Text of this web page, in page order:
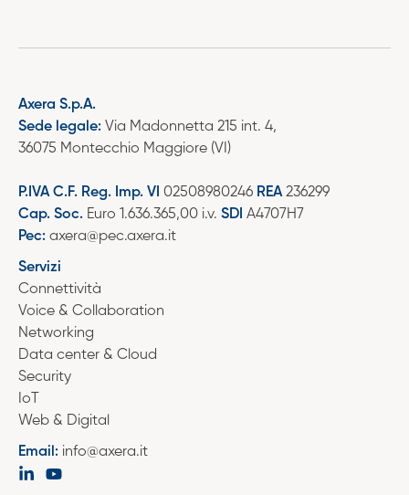
Axera S.p.A.
Sede legale: Via Madonnetta 215 int. 4,
36075 Montecchio Maggiore (VI)
P.IVA C.F. Reg. Imp. VI 02508980246 REA236299
Cap. Soc. Euro 1.636.365,00 i.v. SDI A4707H7
Pec: axera@pec.axera.it
Servizi
Connettività
Voice & Collaboration
Networking
Data center & Cloud
Security
IoT
Web & Digital
Email: info@axera.it